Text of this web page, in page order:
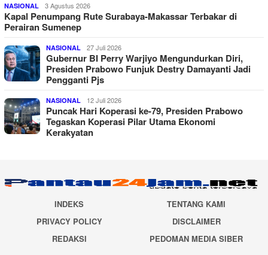
NASIONAL 3 Agustus 2026
Kapal Penumpang Rute Surabaya-Makassar Terbakar di
Perairan Sumenep
NASIONAL 27 Juli 2026
Gubernur BI Perry Warjiyo Mengundurkan Diri,
Presiden Prabowo Funjuk Destry Damayanti Jadi
Pengganti Pjs
NASIONAL 12 Juli 2026
Puncak Hari Koperasi ke-79, Presiden Prabowo
Tegaskan Koperasi Pilar Utama Ekonomi
Kerakyatan
INDEKS
TENTANG KAMI
PRIVACY POLICY
DISCLAIMER
REDAKSI
PEDOMAN MEDIA SIBER